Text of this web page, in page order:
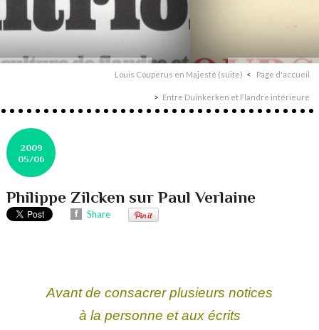
Louis Couperus en Majesté (suite) Page d'accueil
Entre Duinkerken et Flandre intérieure
2009
05/06
Philippe Zilcken sur Paul Verlaine
Share
Avant de consacrer plusieurs notices
à la personne et aux écrits